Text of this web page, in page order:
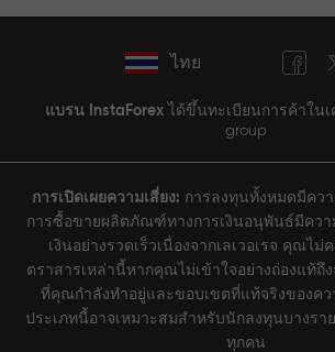
ไทย
แบรน InstaForexได้ขึ้นทะเบียนการค้าในเ
group
การเปิดเผยความเสี่ยง: การลงทุนทั้งหมดมีคว
การซื้อขายผลิตภัณฑ์ทางการเงินอนุพันธ์มีควา
เงินอย่างรวดเร็วเนื่องจากเลเวอเรจ คุณไ
ตราสารเหล่านี้หากคุณไม่เข้าใจอย่างถ่องแท้ถึ
ที่คุณกำลังทำอยู่และขอบเขตที่แท้จริงของคว
ประเภทนี้อาจเหมาะสมสำหรับนักลงทุนบางรา
ทุกคน